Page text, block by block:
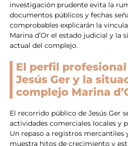
investigación prudente evita la
documentos públicos y fechas
comprobables explicarán la
Marina d’Or el estado judicial y la
actual del complejo.
El perfil
Jesús Ger y la
complejo Marina
El recorrido público de Jesús Ger
actividades comerciales locales y
Un repaso a registros mercantiles
muestra hitos de crecimiento y